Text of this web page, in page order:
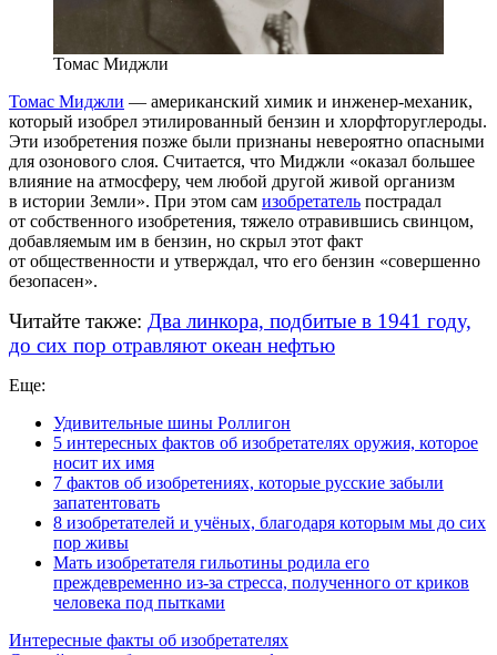
Томас Миджли
Томас Миджли — американский химик и инженер-механик,
который изобрел этилированный бензин и хлорфторуглероды.
Эти изобретения позже были признаны невероятно опасными
для озонового слоя. Считается, что Миджли «оказал большее
влияние на атмосферу, чем любой другой живой организм
в истории Земли». При этом сам изобретатель пострадал
от собственного изобретения, тяжело отравившись свинцом,
добавляемым им в бензин, но скрыл этот факт
от общественности и утверждал, что его бензин «совершенно
безопасен».
Читайте также: Два линкора, подбитые в 1941 году,
до сих пор отравляют океан нефтью
Еще:
Удивительные шины Роллигон
5 интересных фактов об изобретателях оружия, которое
носит их имя
7 фактов об изобретениях, которые русские забыли
запатентовать
8 изобретателей и учёных, благодаря которым мы до сих
пор живы
Мать изобретателя гильотины родила его
преждевременно из-за стресса, полученного от криков
человека под пытками
Интересные факты об изобретателях